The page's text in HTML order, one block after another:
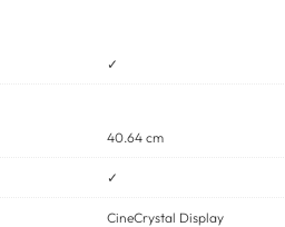
✓
40.64 cm
✓
CineCrystal Display